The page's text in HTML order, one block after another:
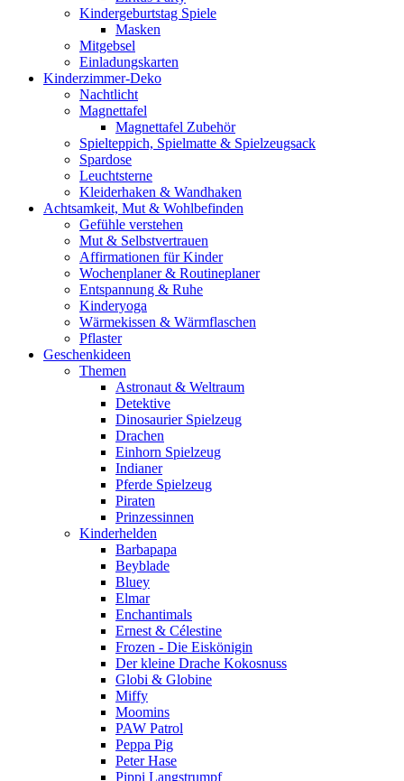
Kindergeburtstag Spiele
Masken
Mitgebsel
Einladungskarten
Kinderzimmer-Deko
Nachtlicht
Magnettafel
Magnettafel Zubehör
Spielteppich, Spielmatte & Spielzeugsack
Spardose
Leuchtsterne
Kleiderhaken & Wandhaken
Achtsamkeit, Mut & Wohlbefinden
Gefühle verstehen
Mut & Selbstvertrauen
Affirmationen für Kinder
Wochenplaner & Routineplaner
Entspannung & Ruhe
Kinderyoga
Wärmekissen & Wärmflaschen
Pflaster
Geschenkideen
Themen
Astronaut & Weltraum
Detektive
Dinosaurier Spielzeug
Drachen
Einhorn Spielzeug
Indianer
Pferde Spielzeug
Piraten
Prinzessinnen
Kinderhelden
Barbapapa
Beyblade
Bluey
Elmar
Enchantimals
Ernest & Célestine
Frozen - Die Eiskönigin
Der kleine Drache Kokosnuss
Globi & Globine
Miffy
Moomins
PAW Patrol
Peppa Pig
Peter Hase
Pippi Langstrumpf